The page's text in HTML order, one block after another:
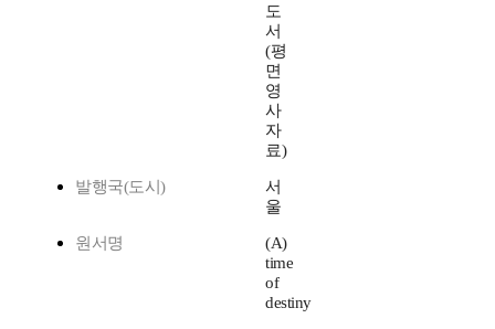
도
서
(평
면
영
사
자
료)
발행국(도시)
서
울
원서명
(A)
time
of
destiny